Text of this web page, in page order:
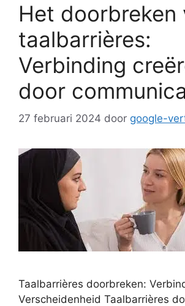
Het doorbreken
taalbarrières:
Verbinding
door
27 februari 2024 door google-
Taalbarrières doorbreken:
Verscheidenheid Taalbarrières